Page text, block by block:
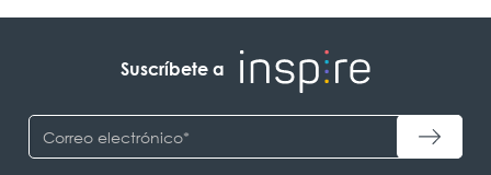
Suscríbete a